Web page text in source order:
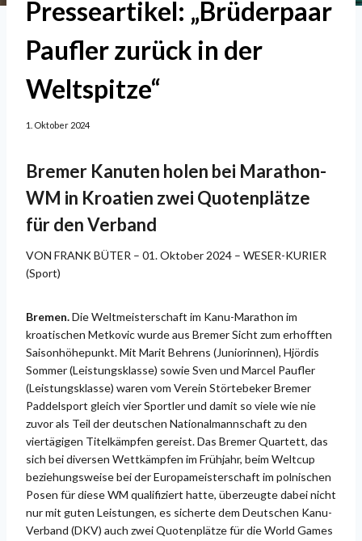
Presseartikel: „Brüderpaar
Paufler zurück in der
Weltspitze“
1. Oktober 2024
Bremer Kanuten holen bei Marathon-
WM in Kroatien zwei Quotenplätze
für den Verband
VON FRANK BÜTER – 01. Oktober 2024 – WESER-KURIER
(Sport)
Bremen.Die Weltmeisterschaft im Kanu-Marathon im
kroatischen Metkovic wurde aus Bremer Sicht zum erhofften
Saisonhöhepunkt. Mit Marit Behrens (Juniorinnen), Hjördis
Sommer (Leistungsklasse) sowie Sven und Marcel Paufler
(Leistungsklasse) waren vom Verein Störtebeker Bremer
Paddelsport gleich vier Sportler und damit so viele wie nie
zuvor als Teil der deutschen Nationalmannschaft zu den
viertägigen Titelkämpfen gereist. Das Bremer Quartett, das
sich bei diversen Wettkämpfen im Frühjahr, beim Weltcup
beziehungsweise bei der Europameisterschaft im polnischen
Posen für diese WM qualifiziert hatte, überzeugte dabei nicht
nur mit guten Leistungen, es sicherte dem Deutschen Kanu-
Verband (DKV) auch zwei Quotenplätze für die World Games